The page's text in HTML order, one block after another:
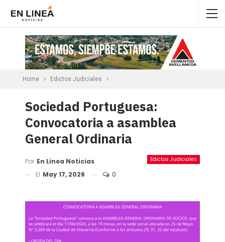
Home Edictos Judiciales
Sociedad Portuguesa:
Convocatoria a asamblea
General Ordinaria
Edictos Judiciales
Por En Linea Noticias
El May 17, 2026 0